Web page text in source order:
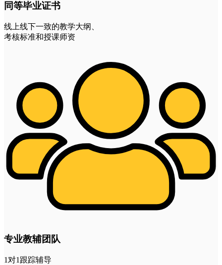
同等毕业证书
线上线下一致的教学大纲、
考核标准和授课师资
专业教辅团队
1对1跟踪辅导